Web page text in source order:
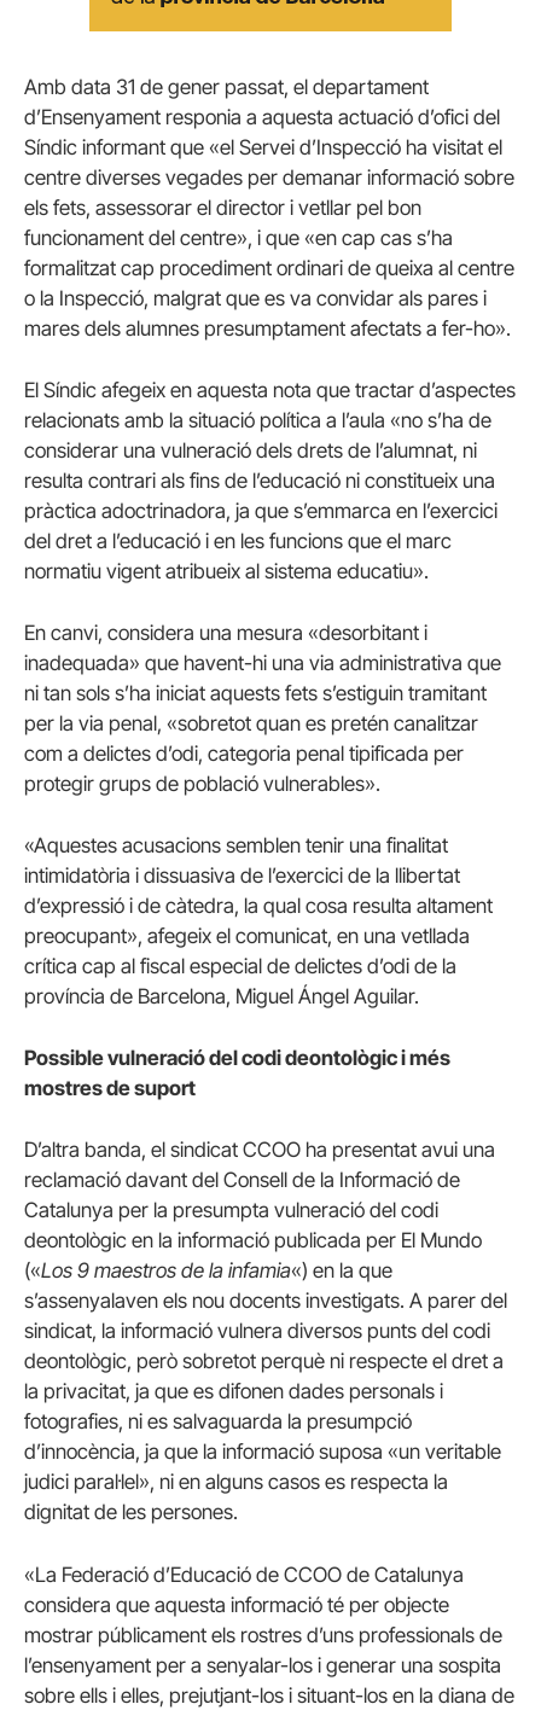
Amb data 31 de gener passat, el departament
d’Ensenyament responia a aquesta actuació d’ofici del
Síndic informant que «el Servei d’Inspecció ha visitat el
centre diverses vegades per demanar informació sobre
els fets, assessorar el director i vetllar pel bon
funcionament del centre», i que «en cap cas s’ha
formalitzat cap procediment ordinari de queixa al centre
o la Inspecció, malgrat que es va convidar als pares i
mares dels alumnes presumptament afectats a fer-ho».
El Síndic afegeix en aquesta nota que tractar d’aspectes
relacionats amb la situació política a l’aula «no s’ha de
considerar una vulneració dels drets de l’alumnat, ni
resulta contrari als fins de l’educació ni constitueix una
pràctica adoctrinadora, ja que s’emmarca en l’exercici
del dret a l’educació i en les funcions que el marc
normatiu vigent atribueix al sistema educatiu».
En canvi, considera una mesura «desorbitant i
inadequada» que havent-hi una via administrativa que
ni tan sols s’ha iniciat aquests fets s’estiguin tramitant
per la via penal, «sobretot quan es pretén canalitzar
com a delictes d’odi, categoria penal tipificada per
protegir grups de població vulnerables».
«Aquestes acusacions semblen tenir una finalitat
intimidatòria i dissuasiva de l’exercici de la llibertat
d’expressió i de càtedra, la qual cosa resulta altament
preocupant», afegeix el comunicat, en una vetllada
crítica cap al fiscal especial de delictes d’odi de la
província de Barcelona, Miguel Ángel Aguilar.
Possible vulneració del codi deontològic i més
mostres de suport
D’altra banda, el sindicat CCOO ha presentat avui una
reclamació davant del Consell de la Informació de
Catalunya per la presumpta vulneració del codi
deontològic en la informació publicada per El Mundo
(«Los 9 maestros de la infamia«) en la que
s’assenyalaven els nou docents investigats. A parer del
sindicat, la informació vulnera diversos punts del codi
deontològic, però sobretot perquè ni respecte el dret a
la privacitat, ja que es difonen dades personals i
fotografies, ni es salvaguarda la presumpció
d’innocència, ja que la informació suposa «un veritable
judici paral·lel», ni en alguns casos es respecta la
dignitat de les persones.
«La Federació d’Educació de CCOO de Catalunya
considera que aquesta informació té per objecte
mostrar públicament els rostres d’uns professionals de
l’ensenyament per a senyalar-los i generar una sospita
sobre ells i elles, prejutjant-los i situant-los en la diana de